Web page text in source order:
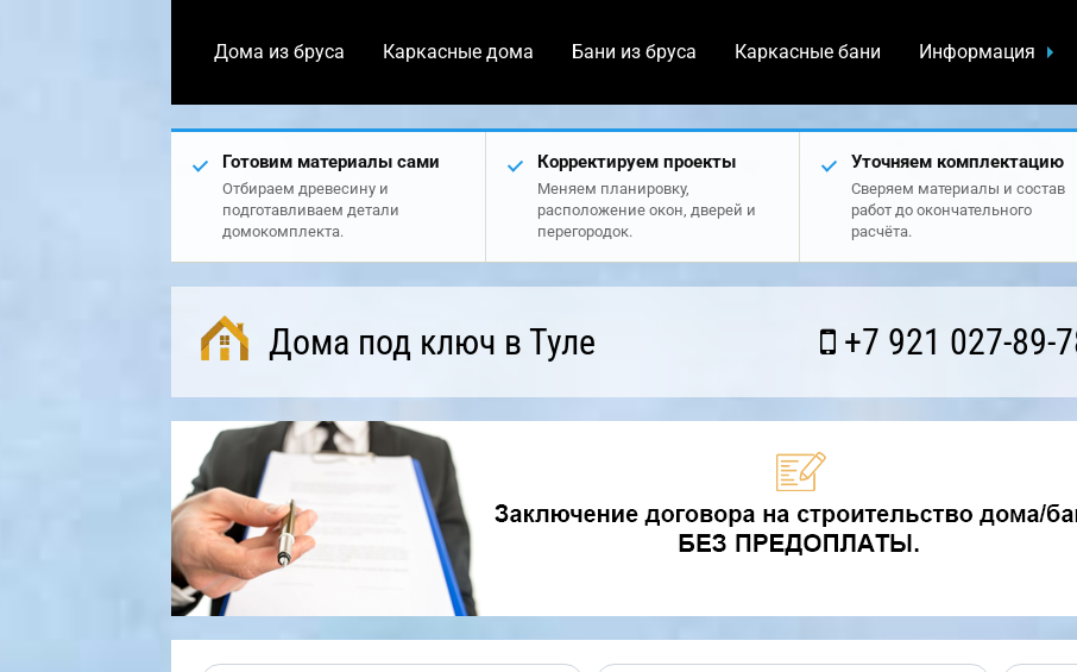
Дома из бруса Каркасные дома Бани из бруса Каркасные бани Информация
Готовим материалы сами
Отбираем древесину и
подготавливаем детали
домокомплекта.
Корректируем проекты
Меняем планировку,
расположение окон, дверей и
перегородок.
Уточняем комплектацию
Сверяем материалы и состав
работ до окончательного
расчёта.
Дома под ключ в Туле +7 921 027-89-